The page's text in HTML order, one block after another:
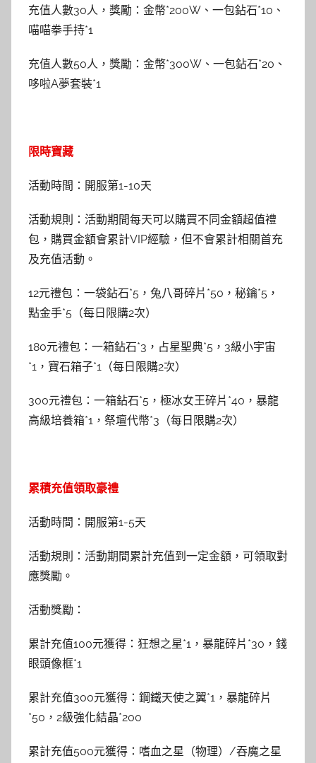
充值人數30人，獎勵：金幣*200W、一包鉆石*10、
喵喵拳手持*1
充值人數50人，獎勵：金幣*300W、一包鉆石*20、
哆啦A夢套裝*1
限時寶藏
活動時間：開服第1-10天
活動規則：活動期間每天可以購買不同金額超值禮
包，購買金額會累計VIP經驗，但不會累計相關首充
及充值活動。
12元禮包：一袋鉆石*5，兔八哥碎片*50，秘鑰*5，
點金手*5（每日限購2次）
180元禮包：一箱鉆石*3，占星聖典*5，3級小宇宙
*1，寶石箱子*1（每日限購2次）
300元禮包：一箱鉆石*5，極冰女王碎片*40，暴龍
高級培養箱*1，祭壇代幣*3（每日限購2次）
累積充值領取豪禮
活動時間：開服第1-5天
活動規則：活動期間累計充值到一定金額，可領取對
應獎勵。
活動獎勵：
累計充值100元獲得：狂想之星*1，暴龍碎片*30，錢
眼頭像框*1
累計充值300元獲得：鋼鐵天使之翼*1，暴龍碎片
*50，2級強化結晶*200
累計充值500元獲得：嗜血之星（物理）/吞魔之星